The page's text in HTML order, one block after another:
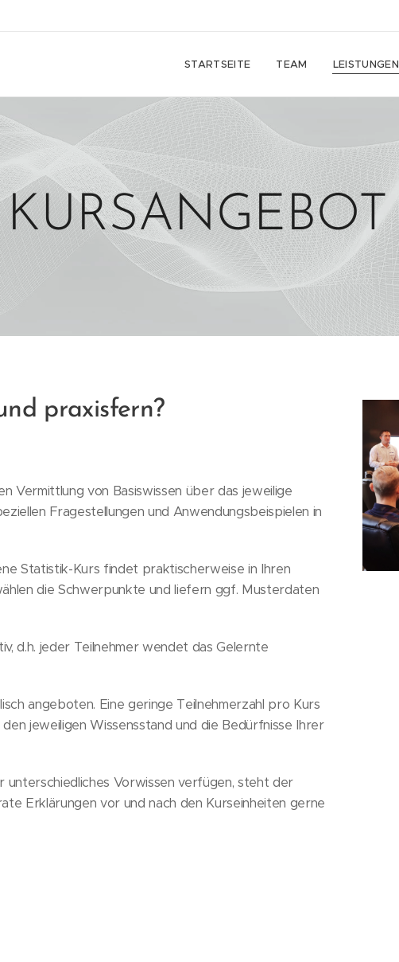
STARTSEITE TEAM LEISTUNGEN
KURSANGEBOT
praxisfern?
Vermittlung von Basiswissen über das jeweilige
Fragestellungen und Anwendungsbeispielen in
Statistik-Kurs findet praktischerweise in Ihren
die Schwerpunkte und liefern ggf. Musterdaten
d.h. jeder Teilnehmer wendet das Gelernte
angeboten. Eine geringe Teilnehmerzahl pro Kurs
jeweiligen Wissensstand und die Bedürfnisse Ihrer
Vorwissen verfügen, steht der
Erklärungen vor und nach den Kurseinheiten gerne